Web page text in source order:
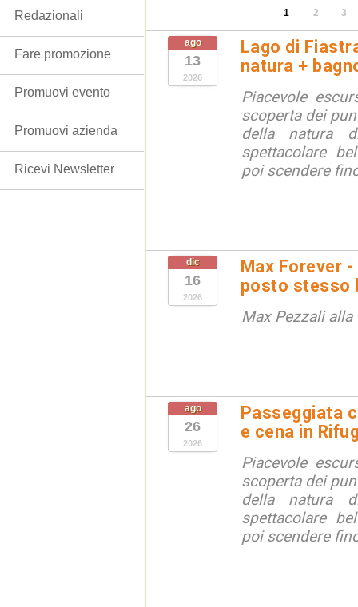
1 2 3
ago
13
2026
Lago di
natura +
Piacevole
scoperta dei
della natura
spettacolare
poi scendere
dic
16
2026
Max Forever
posto stesso
Max Pezzali
ago
26
2026
Passeggiata
e cena in
Piacevole
scoperta dei
della natura
spettacolare
poi scendere
Redazionali
Fare promozione
Promuovi evento
Promuovi azienda
Ricevi Newsletter